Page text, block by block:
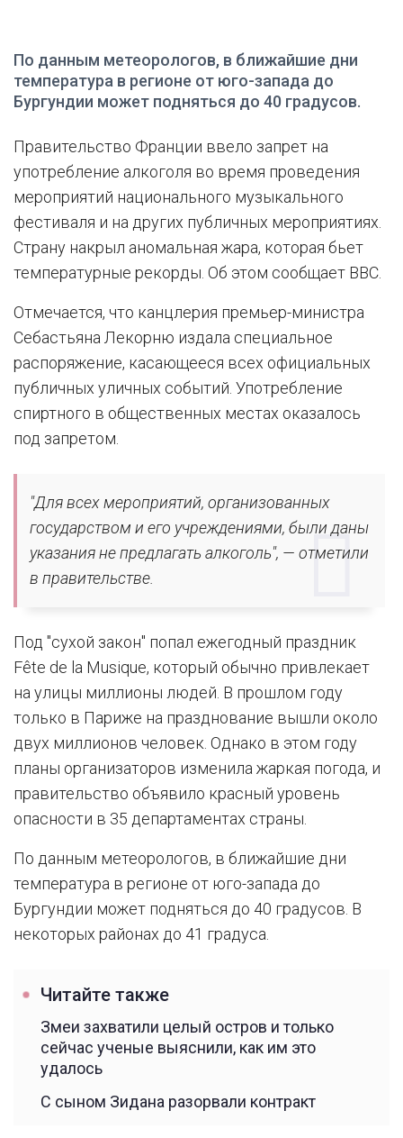
По данным метеорологов, в ближайшие дни
температура в регионе от юго-запада до
Бургундии может подняться до 40 градусов.
Правительство Франции ввело запрет на
употребление алкоголя во время проведения
мероприятий национального музыкального
фестиваля и на других публичных мероприятиях.
Страну накрыл аномальная жара, которая бьет
температурные рекорды. Об этом сообщает BBC.
Отмечается, что канцлерия премьер-министра
Себастьяна Лекорню издала специальное
распоряжение, касающееся всех официальных
публичных уличных событий. Употребление
спиртного в общественных местах оказалось
под запретом.
"Для всех мероприятий, организованных
государством и его учреждениями, были даны
указания не предлагать алкоголь", — отметили
в правительстве.
Под "сухой закон" попал ежегодный праздник
Fête de la Musique, который обычно привлекает
на улицы миллионы людей. В прошлом году
только в Париже на празднование вышли около
двух миллионов человек. Однако в этом году
планы организаторов изменила жаркая погода, и
правительство объявило красный уровень
опасности в 35 департаментах страны.
По данным метеорологов, в ближайшие дни
температура в регионе от юго-запада до
Бургундии может подняться до 40 градусов. В
некоторых районах до 41 градуса.
Читайте также
Змеи захватили целый остров и только
сейчас ученые выяснили, как им это
удалось
С сыном Зидана разорвали контракт